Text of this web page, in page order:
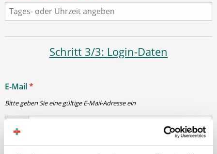
Schritt 3/3: Login-Daten
E-Mail*
Bitte geben Sie eine gültige E-Mail-Adresse ein